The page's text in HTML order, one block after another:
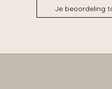
Je beoordeling